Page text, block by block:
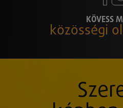
KÖVESS
közösségi